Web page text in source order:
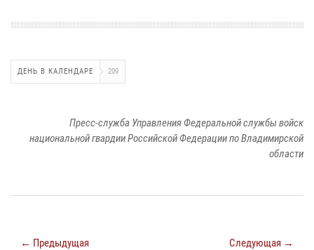
ДЕНЬ В КАЛЕНДАРЕ 209
Пресс-служба Управления Федеральной службы войск
национальной гвардии Российской Федерации по Владимирской
области
← Предыдущая Следующая →